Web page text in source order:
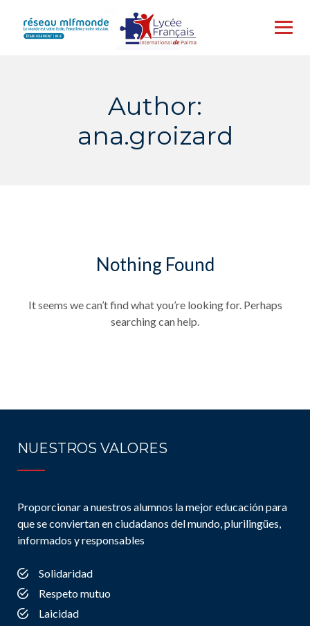
content
Author:
ana.groizard
Nothing Found
It seems we can’t find what you’re looking for. Perhaps
searching can help.
NUESTROS VALORES
Proporcionar a nuestros alumnos la mejor educación para
que se conviertan en ciudadanos del mundo, plurilingües,
informados y responsables
Solidaridad
Respeto mutuo
Laicidad